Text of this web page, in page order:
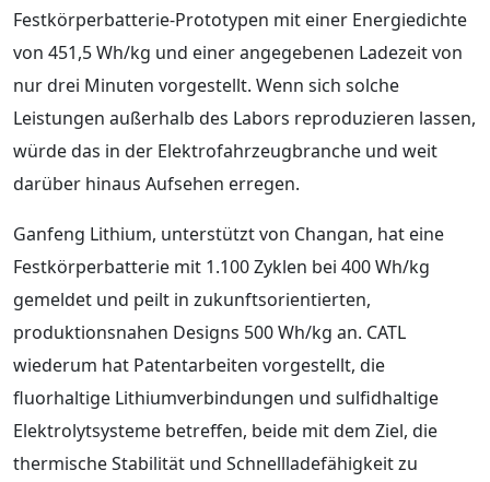
Festkörperbatterie-Prototypen mit einer Energiedichte
von 451,5 Wh/kg und einer angegebenen Ladezeit von
nur drei Minuten vorgestellt. Wenn sich solche
Leistungen außerhalb des Labors reproduzieren lassen,
würde das in der Elektrofahrzeugbranche und weit
darüber hinaus Aufsehen erregen.
Ganfeng Lithium, unterstützt von Changan, hat eine
Festkörperbatterie mit 1.100 Zyklen bei 400 Wh/kg
gemeldet und peilt in zukunftsorientierten,
produktionsnahen Designs 500 Wh/kg an. CATL
wiederum hat Patentarbeiten vorgestellt, die
fluorhaltige Lithiumverbindungen und sulfidhaltige
Elektrolytsysteme betreffen, beide mit dem Ziel, die
thermische Stabilität und Schnellladefähigkeit zu